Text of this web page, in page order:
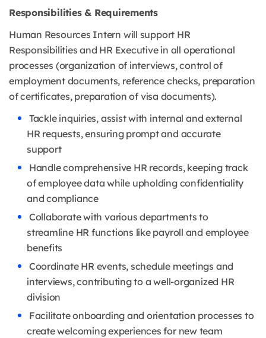
Responsibilities & Requirements
Human Resources Intern will support HR
Responsibilities and HR Executive in all operational
processes (organization of interviews, control of
employment documents, reference checks, preparation
of certificates, preparation of visa documents).
Tackle inquiries, assist with internal and external
HR requests, ensuring prompt and accurate
support
Handle comprehensive HR records, keeping track
of employee data while upholding confidentiality
and compliance
Collaborate with various departments to
streamline HR functions like payroll and employee
benefits
Coordinate HR events, schedule meetings and
interviews, contributing to a well-organized HR
division
Facilitate onboarding and orientation processes to
create welcoming experiences for new team